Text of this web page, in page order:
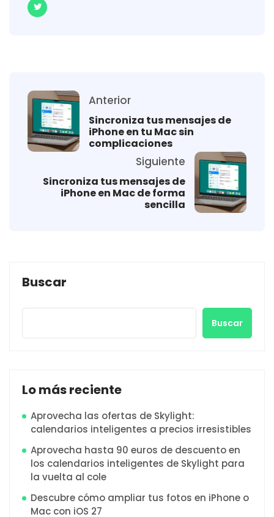
Anterior
Sincroniza tus mensajes de
iPhone en tu Mac sin
complicaciones
Siguiente
Sincroniza tus mensajes de
iPhone en Mac de forma
sencilla
Buscar
Buscar
Lo más reciente
Aprovecha las ofertas de Skylight:
calendarios inteligentes a precios irresistibles
Aprovecha hasta 90 euros de descuento en
los calendarios inteligentes de Skylight para
la vuelta al cole
Descubre cómo ampliar tus fotos en iPhone o
Mac con iOS 27